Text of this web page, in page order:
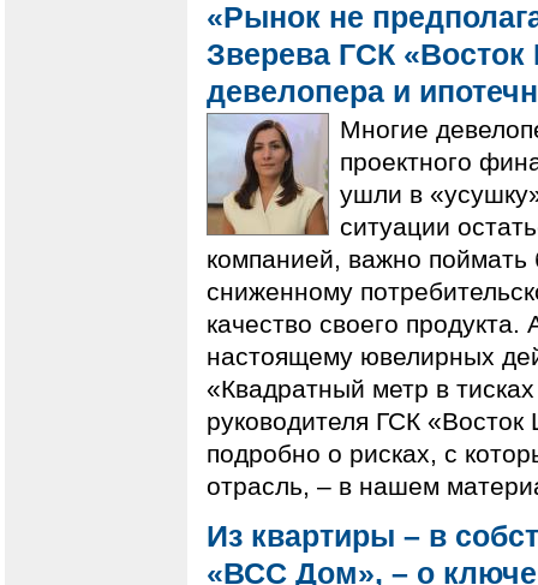
«Рынок не
Зверева ГСК «Восток
девелопера и
Многие
проектного
ушли в
ситуации
компанией, важно поймать
сниженному
качество своего продукта.
настоящему ювелирных
«Квадратный метр в
руководителя ГСК
подробно о рисках, с
отрасль, – в нашем
Из квартиры – в
«ВСС Дом», – о